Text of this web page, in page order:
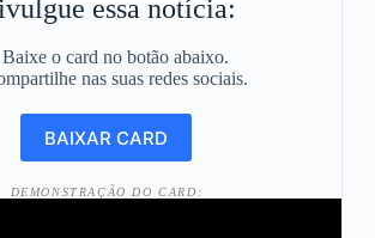
essa notícia:
Baixe o card no botão abaixo.
nas suas redes sociais.
DEMONSTRAÇÃO DO CARD: